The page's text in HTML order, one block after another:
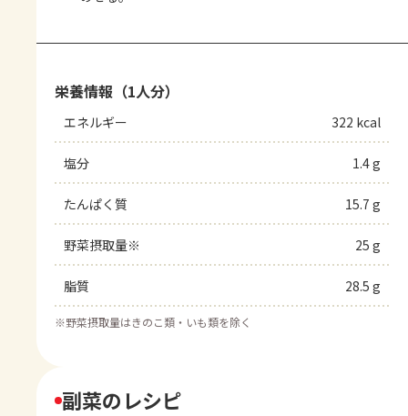
栄養情報（1人分）
エネルギー 322 kcal
塩分 1.4 g
たんぱく質 15.7 g
野菜摂取量※ 25 g
脂質 28.5 g
※野菜摂取量はきのこ類・いも類を除く
副菜のレシピ